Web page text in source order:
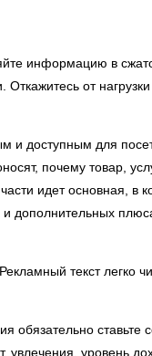
информацию в
от нагрузки
и доступным для
почему товар,
идет основная, в
дополнительных
текст легко
обязательно ставьте
увлечения, уровень